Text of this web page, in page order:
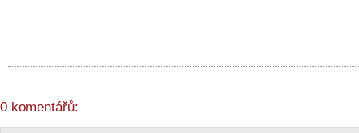
0 komentářů: